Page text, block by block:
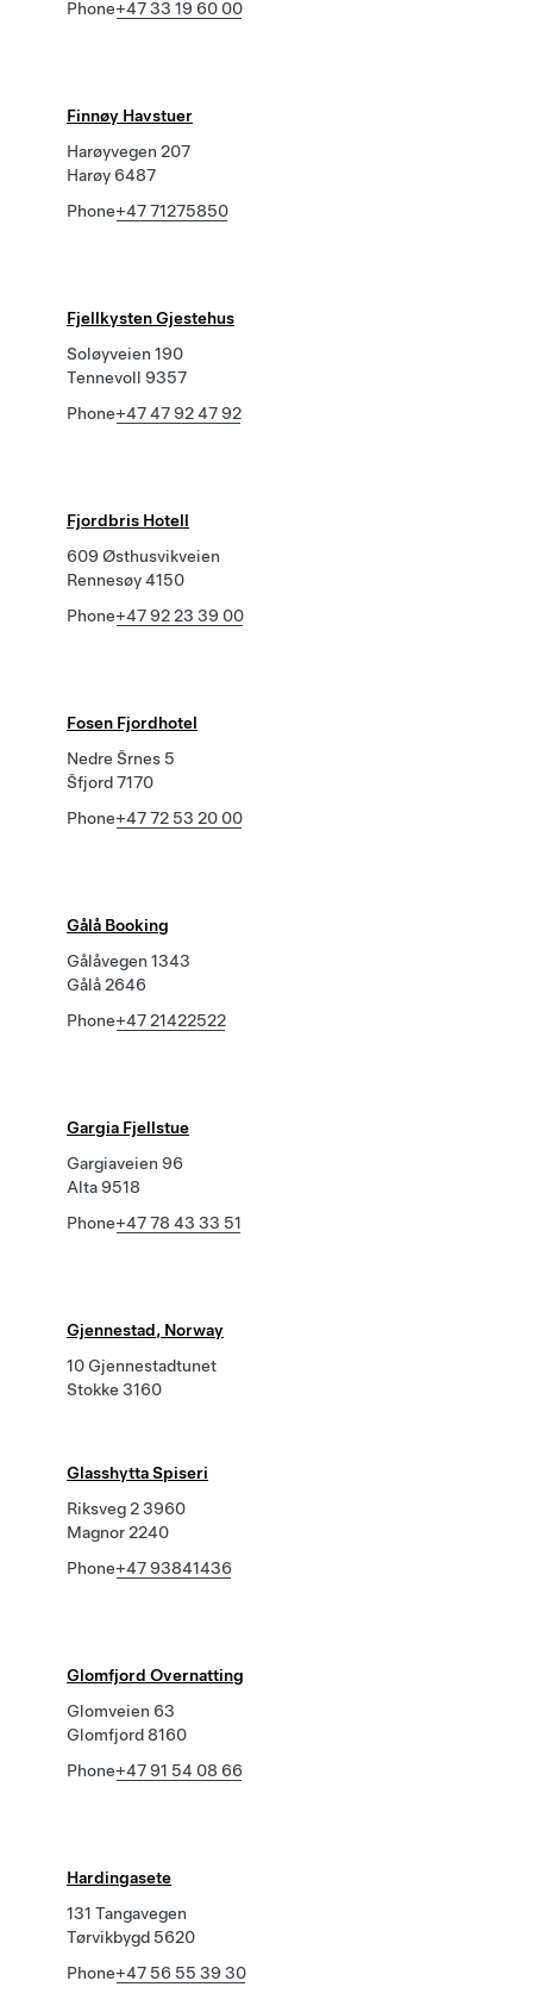
Phone+47 33 19 60 00
Finnøy Havstuer
Harøyvegen 207
Harøy 6487
Phone+47 71275850
Fjellkysten Gjestehus
Soløyveien 190
Tennevoll 9357
Phone+47 47 92 47 92
Fjordbris Hotell
609 Østhusvikveien
Rennesøy 4150
Phone+47 92 23 39 00
Fosen Fjordhotel
Nedre Šrnes 5
Šfjord 7170
Phone+47 72 53 20 00
Gålå Booking
Gålåvegen 1343
Gålå 2646
Phone+47 21422522
Gargia Fjellstue
Gargiaveien 96
Alta 9518
Phone+47 78 43 33 51
Gjennestad, Norway
10 Gjennestadtunet
Stokke 3160
Glasshytta Spiseri
Riksveg 2 3960
Magnor 2240
Phone+47 93841436
Glomfjord Overnatting
Glomveien 63
Glomfjord 8160
Phone+47 91 54 08 66
Hardingasete
131 Tangavegen
Tørvikbygd 5620
Phone+47 56 55 39 30